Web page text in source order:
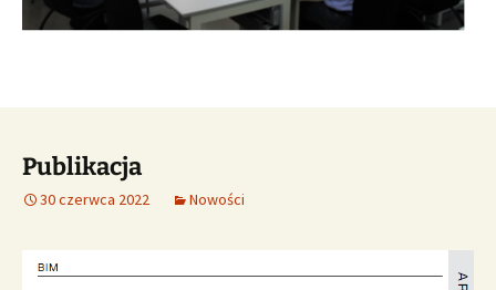
Publikacja
30 czerwca 2022 Nowości